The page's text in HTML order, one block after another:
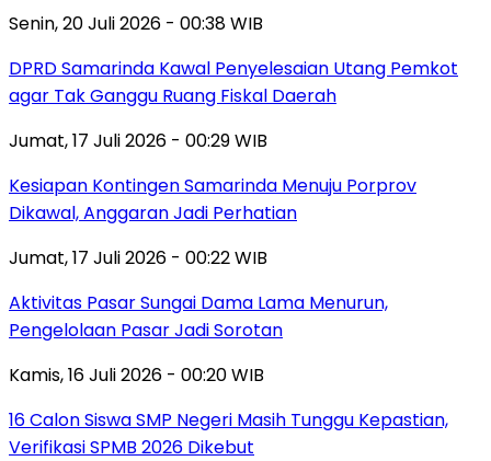
Senin, 20 Juli 2026 - 00:38 WIB
DPRD Samarinda Kawal Penyelesaian Utang Pemkot
agar Tak Ganggu Ruang Fiskal Daerah
Jumat, 17 Juli 2026 - 00:29 WIB
Kesiapan Kontingen Samarinda Menuju Porprov
Dikawal, Anggaran Jadi Perhatian
Jumat, 17 Juli 2026 - 00:22 WIB
Aktivitas Pasar Sungai Dama Lama Menurun,
Pengelolaan Pasar Jadi Sorotan
Kamis, 16 Juli 2026 - 00:20 WIB
16 Calon Siswa SMP Negeri Masih Tunggu Kepastian,
Verifikasi SPMB 2026 Dikebut